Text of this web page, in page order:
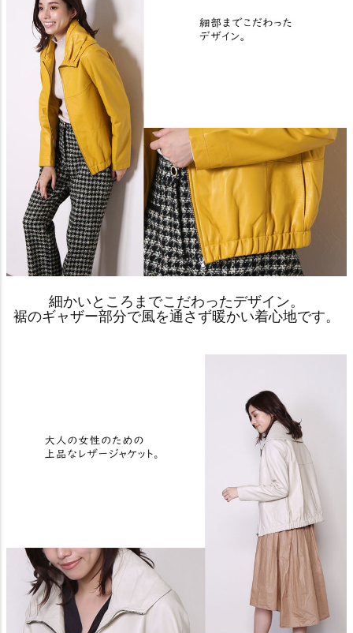
細かいところまでこだわったデザイン。
裾のギャザー部分で風を通さず暖かい着心地です。